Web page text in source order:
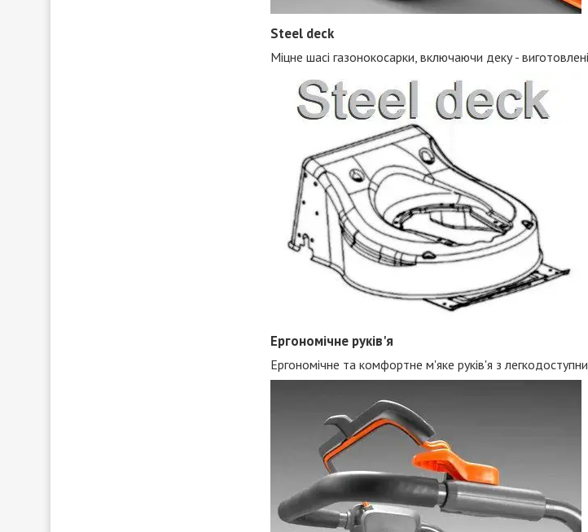
Steel deck
Міцне шасі газонокосарки, включаючи деку - виготовлені
Ергономічне руків'я
Ергономічне та комфортне м'яке руків'я з